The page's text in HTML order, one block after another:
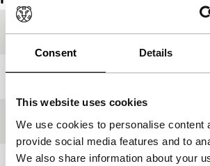
Consent Details
This website uses cookies
We use cookies to personalise content
provide social media features and to
We also share information about your
Productieland Australië
Jaar 2007
Festivaleditie IFFR 2008